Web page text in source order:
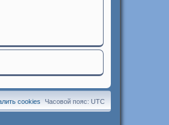
Часовой пояс: UTC
cookies